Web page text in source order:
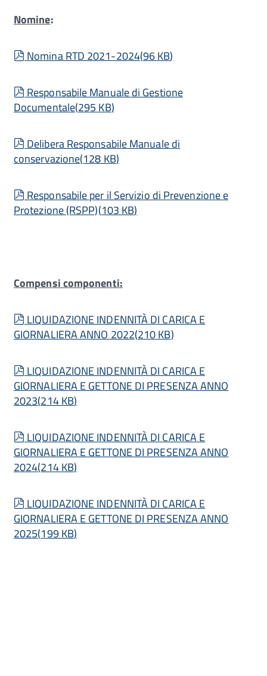
Nomine:
pdf
Nomina RTD 2021-2024(96 KB)
pdf
Responsabile Manuale di Gestione
Documentale(295 KB)
pdf
Delibera Responsabile Manuale di
conservazione(128 KB)
pdf
Responsabile per il Servizio di Prevenzione e
Protezione (RSPP)(103 KB)
Compensi componenti:
pdf
LIQUIDAZIONE INDENNITÀ DI CARICA E
GIORNALIERA ANNO 2022(210 KB)
pdf
LIQUIDAZIONE INDENNITÀ DI CARICA E
GIORNALIERA E GETTONE DI PRESENZA ANNO
2023(214 KB)
pdf
LIQUIDAZIONE INDENNITÀ DI CARICA E
GIORNALIERA E GETTONE DI PRESENZA ANNO
2024(214 KB)
pdf
LIQUIDAZIONE INDENNITÀ DI CARICA E
GIORNALIERA E GETTONE DI PRESENZA ANNO
2025(199 KB)